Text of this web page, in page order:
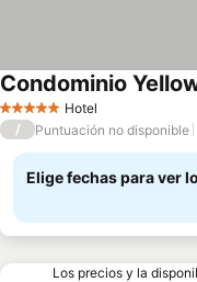
5 Estrellas Hotel
Condominio
/ Puntuación no disponible
Elige fechas para ver
Los precios y la